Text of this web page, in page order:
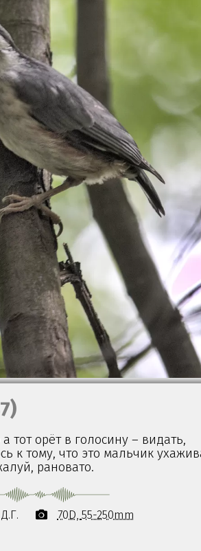
тот орёт в голосину – видать,
к тому, что это мальчик
рановато.
Д.Г. 70D 55-250mm